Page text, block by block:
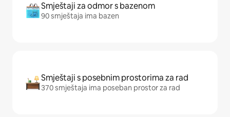
Smještaji za odmor s bazenom
90 smještaja ima bazen
Smještaji s posebnim prostorima za rad
370 smještaja ima poseban prostor za rad